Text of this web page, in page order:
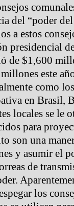
del “poder
a estos
presidencial
de $1,600
este
como
en Brasil,
locales se le
para
son una
y asumir el
de
los